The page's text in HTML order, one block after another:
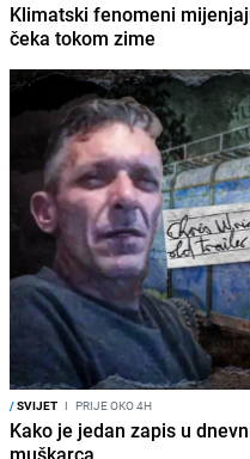
Klimatski fenomeni
čeka tokom zime
/SVIJET I PRIJE OKO 4H
Kako je jedan zapis u